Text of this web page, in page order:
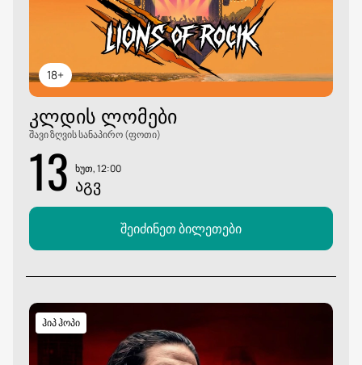
18+
ᲙᲚᲓᲘᲡ ᲚᲝᲛᲔᲑᲘ
შავი ზღვის სანაპირო (ფოთი)
13 ხუთ, 12:00
ᲐᲒᲕ
შეიძინეთ ბილეთები
ჰიპ ჰოპი